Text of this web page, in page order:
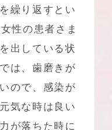
繰り返すとい
性の患者さま
出している状
は、歯磨きが
ので、感染が
気な時は良い
が落ちた時に